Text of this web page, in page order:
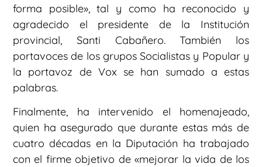
forma posible», tal y como ha reconocido y
agradecido el presidente de la Institución
provincial, Santi Cabañero. También los
portavoces de los grupos Socialistas y Popular y
la portavoz de Vox se han sumado a estas
palabras.
Finalmente, ha intervenido el homenajeado,
quien ha asegurado que durante estas más de
cuatro décadas en la Diputación ha trabajado
con el firme objetivo de «mejorar la vida de los